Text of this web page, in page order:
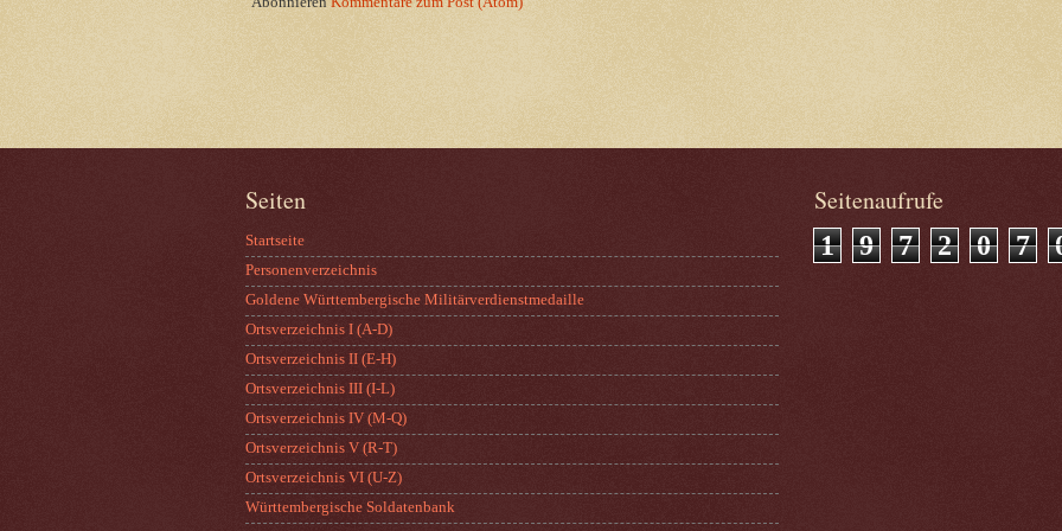
Seiten
Startseite
Personenverzeichnis
Goldene Württembergische Militärverdienstmedaille
Ortsverzeichnis I (A-D)
Ortsverzeichnis II (E-H)
Ortsverzeichnis III (I-L)
Ortsverzeichnis IV (M-Q)
Ortsverzeichnis V (R-T)
Ortsverzeichnis VI (U-Z)
Württembergische Soldatenbank
Seitenaufrufe
1 9 7 2 0 7